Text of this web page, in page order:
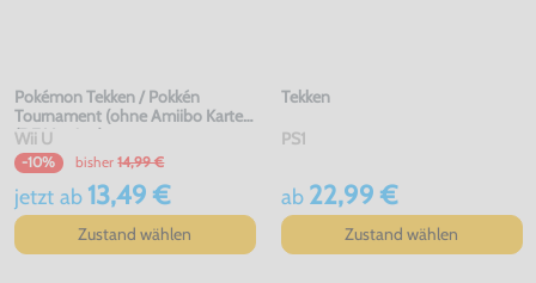
Pokémon Tekken / Pokkén
Tournament (ohne Amiibo Karte)
(DE Version)
Wii U
-10% bisher 14,99 €
jetzt ab 13,49 €
Zustand wählen
Tekken
PS1
ab 22,99 €
Zustand wählen